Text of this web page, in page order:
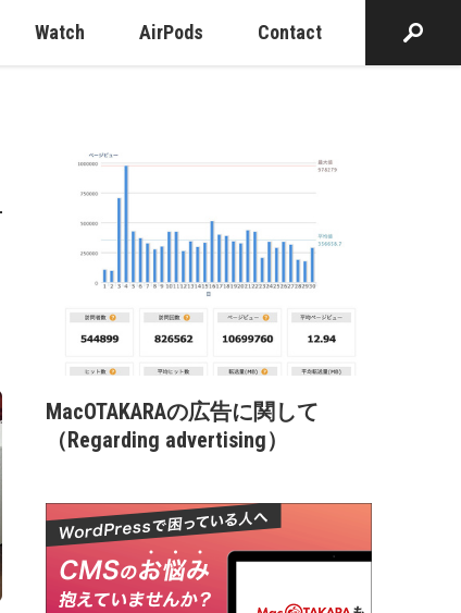
Watch AirPods Contact
MacOTAKARAの広告に関して
（Regarding advertising）